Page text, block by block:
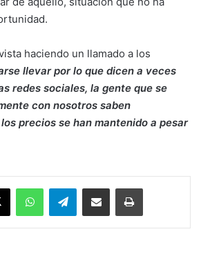
haciendo un llamado a los
llevar por lo que dicen a veces
redes sociales, la gente que se
con nosotros saben
precios se han mantenido a pesar
X WhatsAppTelegramEnviar vía email Imprimir